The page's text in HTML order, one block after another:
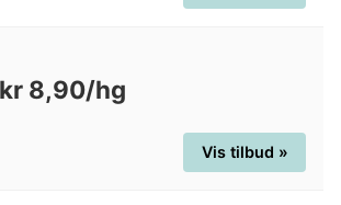
8,90/hg
Vis tilbud »